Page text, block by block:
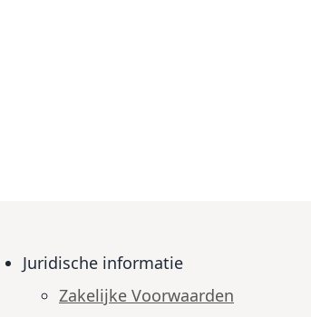
Juridische informatie
Zakelijke Voorwaarden